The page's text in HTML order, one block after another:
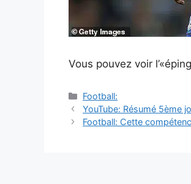
Vous pouvez voir
Catégories
Football:
Navigation
des
YouTube: Résumé 5ème
Football: Cette